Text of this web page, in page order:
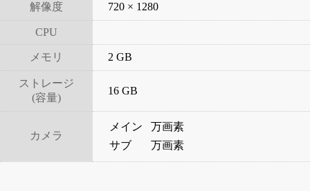
解像度 720 × 1280
CPU
メモリ 2 GB
ストレージ
(容量)
16 GB
カメラ
メイン
万画素
サブ
万画素